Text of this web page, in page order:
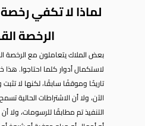
لماذا لا تكفي رخصة
الرخصة
بعض الملاك يتعاملون مع الرخصة
لاستكمال أدوار كلما احتاجوا. هذا
تاريخًا وموقفًا سابقًا، لكنها لا
الآن، ولا أن الاشتراطات الحالية
التنفيذ تم مطابقًا للرسومات، ولا